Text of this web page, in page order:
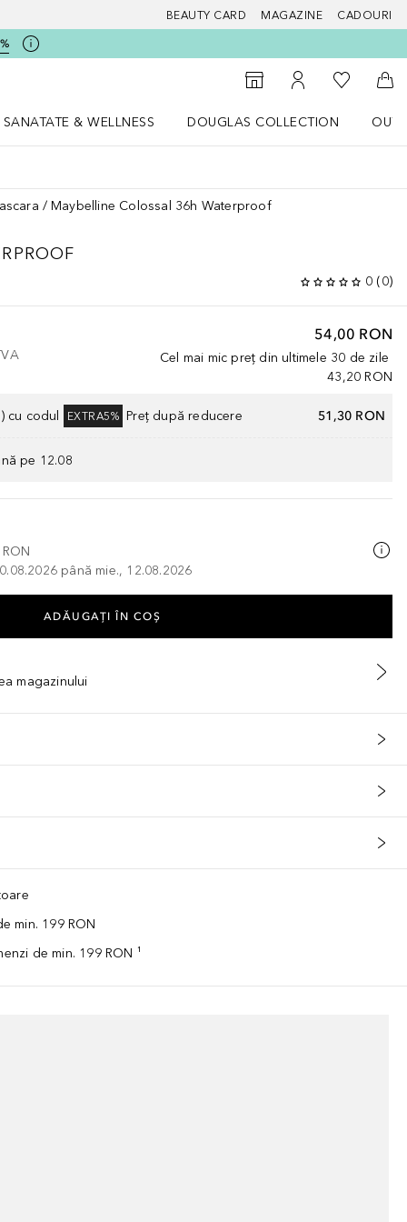
BEAUTY CARD MAGAZINE CADOURI
Către Găsire magazin
Către Contul meu
Către
SANATATE & WELLNESS
DOUGLAS COLLECTION
Maybelline Colossal 36h Waterproof
0 (0)
54,00 RON
Cel mai mic preț din ultimele 30 de zile
43,20 RON
cu codul EXTRA5% Preț după reducere 51,30 RON
pe 12.08
până mie., 12.08.2026
ADĂUGAȚI ÎN COŞ
magazinului
min. 199 RON
de min. 199 RON ¹